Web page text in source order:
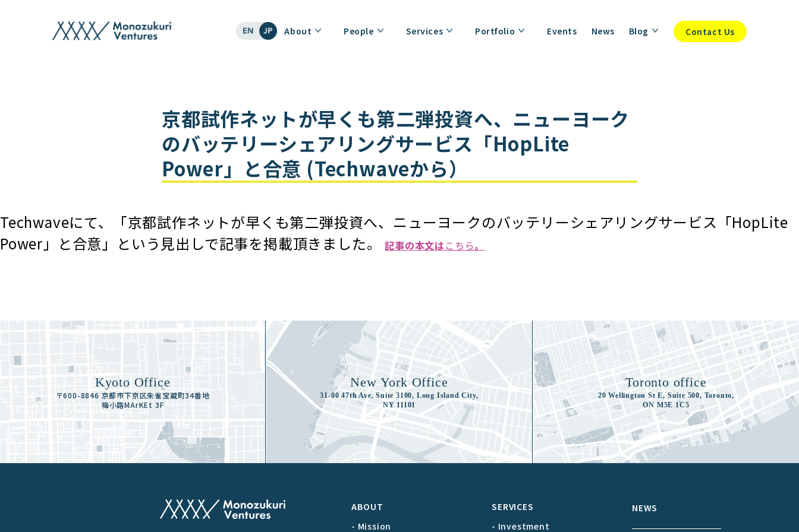
About People Services Portfolio Events News Blog Contact Us
京都試作ネットが早くも第二弾投資へ、ニューヨーク
のバッテリーシェアリングサービス「HopLite
Power」と合意 (Techwaveから）
Techwaveにて、「京都試作ネットが早くも第二弾投資へ、ニューヨークのバッテリーシェアリングサービス「HopLite
Power」と合意」という見出しで記事を掲載頂きました。記事の本文は こちら。
Kyoto Office
〒600-8846 京都市下京区朱雀宝蔵町34番地
梅小路MArKEt 3F
New York Office
31-00 47th Ave, Suite 3100, Long Island City,
NY 11101
Toronto office
20 Wellington St E, Suite 500, Toronto,
ON M5E 1C5
ABOUT
- Mission
SERVICES
- Investment
NEWS